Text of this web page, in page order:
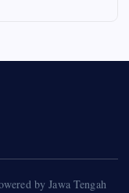
by Jawa Tengah